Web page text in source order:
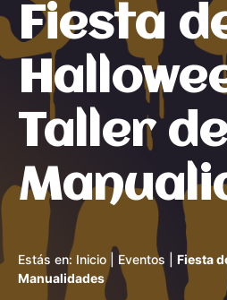
Fiesta
Taller de
Estás en: Inicio | Eventos
Fiesta
Manualidades